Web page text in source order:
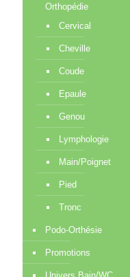
Orthopédie
Cervical
Cheville
Coude
Epaule
Genou
Lymphologie
Main/Poignet
Pied
Tronc
Podo-Orthésie
Promotions